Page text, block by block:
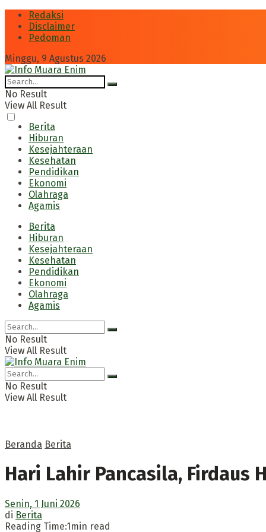
Redaksi
Disclaimer
Pedoman
Minggu, 9 Agustus 2026
No Result
View All Result
Berita
Hiburan
Kesejahteraan
Kesehatan
Pendidikan
Ekonomi
Olahraga
Agamis
Berita
Hiburan
Kesejahteraan
Kesehatan
Pendidikan
Ekonomi
Olahraga
Agamis
No Result
View All Result
No Result
View All Result
Beranda Berita
Hari Lahir Pancasila,
Senin, 1 Juni 2026
di Berita
Reading Time:1min read